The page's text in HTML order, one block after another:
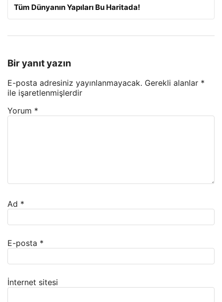
Tüm Dünyanın Yapıları Bu Haritada!
Bir yanıt yazın
E-posta adresiniz yayınlanmayacak. Gerekli alanlar *
ile işaretlenmişlerdir
Yorum *
Ad *
E-posta *
İnternet sitesi